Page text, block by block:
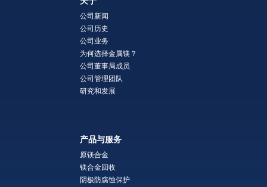
公司新闻
公司历史
公司业务
为何选择金属镁？
公司董事局成员
公司管理团队
研究和发展
产品与服务
原镁合金
镁合金回收
阴极防腐蚀保护